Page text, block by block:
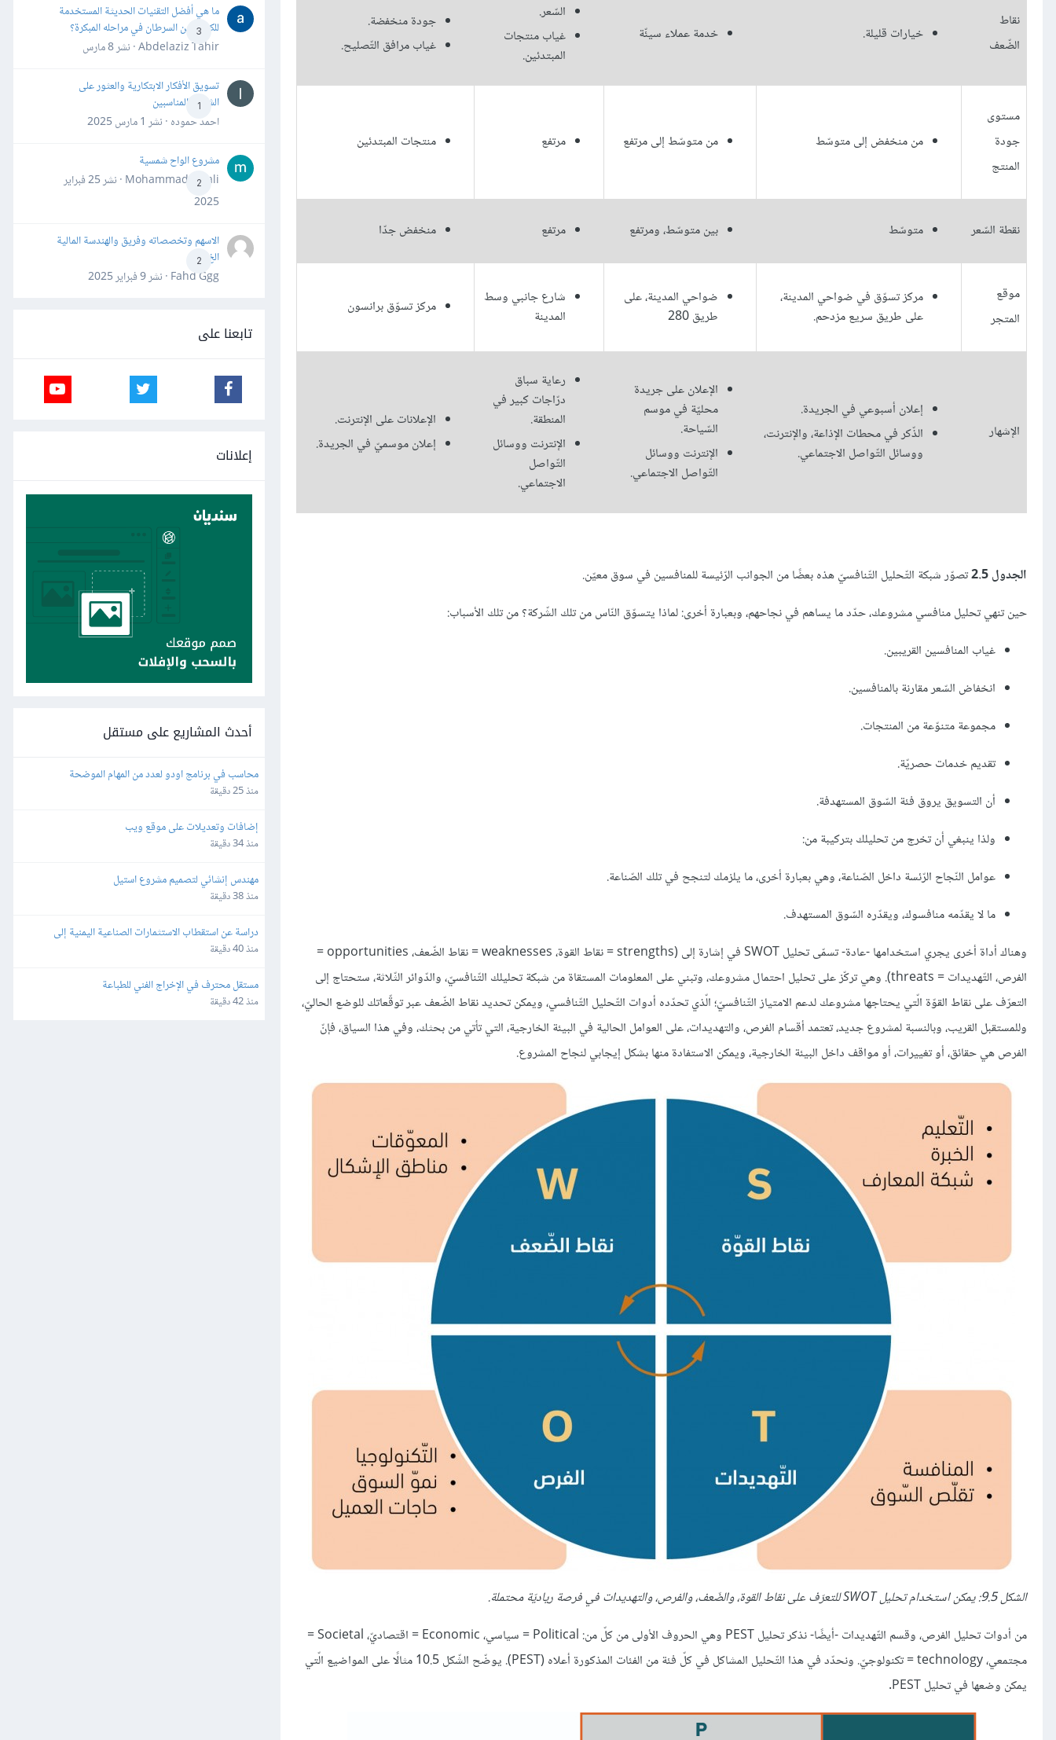
نقاط
الضّعف
خيارات قليلة. خدمة عملاء سيئّة
السّعر.
غياب منتجات
المبتدئين.
جودة منخفضة.
غياب مرافق التّصليح.
مستوى
جودة
المنتج
من منخفض إلى متوسّط من متوسّط إلى مرتفع مرتفع منتجات المبتدئين
نقطة السّعر متوسّط بين متوسّط، ومرتفع مرتفع منخفض جدّا
موقع
المتجر
مركز تسوّق في ضواحي المدينة،
على طريق سريع مزدحم.
ضواحي المدينة، على
طريق 280
شارع جانبي وسط
المدينة
مركز تسوّق برانسون
الإشهار
إعلان أسبوعي في الجريدة.
الذّكر في محطات الإذاعة، والإنترنت،
ووسائل التّواصل الاجتماعي.
الإعلان على جريدة
محليّة في موسم
السّياحة.
الإنترنت ووسائل
التّواصل الاجتماعي.
رعاية سباق
درّاجات كبير في
المنطقة.
الإنترنت ووسائل
التّواصل
الاجتماعي.
الإعلانات على الإنترنت.
إعلان موسميّ في الجريدة.
الجدول 2.5
تصوّر شبكة التّحليل التّنافسيّ هذه بعضًا من الجوانب الرّئيسة للمنافسين في سوق معيّن.
حين تنهي تحليل منافسي مشروعك، حدّد ما يساهم في نجاحهم، وبعبارة أخرى: لماذا يتسوّق النّاس من تلك الشّركة؟ من تلك الأسباب:
غياب المنافسين القريبين.
انخفاض السّعر مقارنة بالمنافسين.
مجموعة متنوّعة من المنتجات.
تقديم خدمات حصريّة.
أن التسويق يروق فئة السّوق المستهدفة.
ولذا ينبغي أن تخرج من تحليلك بتركيبة من:
عوامل النّجاح الرّئسة داخل الصّناعة، وهي بعبارة أخرى، ما يلزمك لتنجح في تلك الصّناعة.
ما لا يقدّمه منافسوك، ويقدّره السّوق المستهدف.
وهناك أداة أخرى يجري استخدامها -عادة- تسمّى تحليل SWOT في إشارة إلى (strengths = نقاط القوة، weaknesses = نقاط الضّعف، opportunities =
الفرص، التّهديدات = threats). وهي تركّز على تحليل احتمال مشروعك، وتبني على المعلومات المستقاة من شبكة تحليلك التّنافسيّ، والدّوائر الثّلاثة، ستحتاج إلى
التعرّف على نقاط القوّة الّتي يحتاجها مشروعك لدعم الامتياز التّنافسيّ؛ الّذي تحدّده أدوات التّحليل التّنافسي، ويمكن تحديد نقاط الضّعف عبر توقّعاتك للوضع الحاليّ،
وللمستقبل القريب، وبالنسبة لمشروع جديد، تعتمد أقسام الفرص، والتهديدات، على العوامل الحالية في البيئة الخارجية، التي تأتي من بحثك، وفي هذا السياق، فإنّ
الفرص هي حقائق، أو تغييرات، أو مواقف داخل البيئة الخارجية، ويمكن الاستفادة منها بشكل إيجابي لنجاح المشروع.
الشكل 9.5: يمكن استخدام تحليل SWOT للتعرّف على نقاط القوة، والضّعف، والفرص، والتهديدات في فرصة رياديّة محتملة.
من أدوات تحليل الفرص، وقسم التّهديدات -أيضًا- نذكر تحليل PEST وهي الحروف الأولى من كلّ من: Political = سياسي، Economic = اقتصاديّ، Societal =
مجتمعي، technology = تكنولوجيّ. ونحدّد في هذا التّحليل المشاكل في كلّ فئة من الفئات المذكورة أعلاه (PEST). يوضّح الشّكل 10.5 مثالًا على المواضيع الّتي
يمكن وضعها في تحليل PEST.
3
ما هي أفضل التقنيات الحديثة المستخدمة
للكشف عن السرطان في مراحله المبكرة؟
Abdelaziz Tahir · نشر
8 مارس
1
تسويق الأفكار الابتكارية والعثور على
الشركاء المناسبين
احمد حموده · نشر 1 مارس 2025
2
مشروع الواح شمسية
Mohammad Awali · نشر
25 فبراير
2025
2
الاسهم وتخصصاته وفريق والهندسة المالية
الخ
Fahd Ggg · نشر
9 فبراير 2025
تابعنا على
إعلانات
أحدث المشاريع على مستقل
محاسب في برنامج اودو لعدد من المهام الموضحة
منذ 25 دقيقة
إضافات وتعديلات على موقع ويب
منذ 34 دقيقة
مهندس إنشائي لتصميم مشروع استيل
منذ 38 دقيقة
محافظة ظفار – سلطنة عُمان
منذ 40 دقيقة
مستقل محترف في الإخراج الفني للطباعة
منذ 42 دقيقة